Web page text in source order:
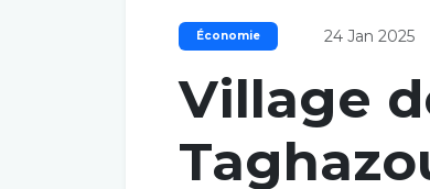
Économie 24 Jan 2025
Village